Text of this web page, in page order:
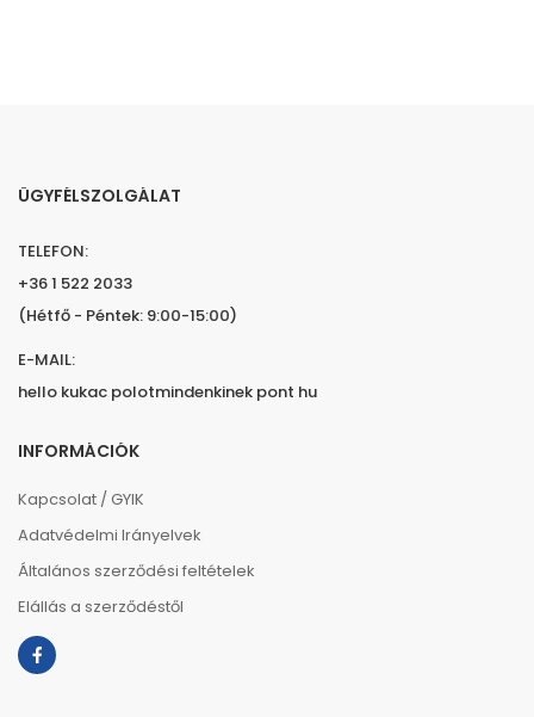
ÜGYFÉLSZOLGÁLAT
TELEFON:
+36 1 522 2033
(Hétfő - Péntek: 9:00-15:00)
E-MAIL:
hello kukac polotmindenkinek pont hu
INFORMÁCIÓK
Kapcsolat / GYIK
Adatvédelmi Irányelvek
Általános szerződési feltételek
Elállás a szerződéstől